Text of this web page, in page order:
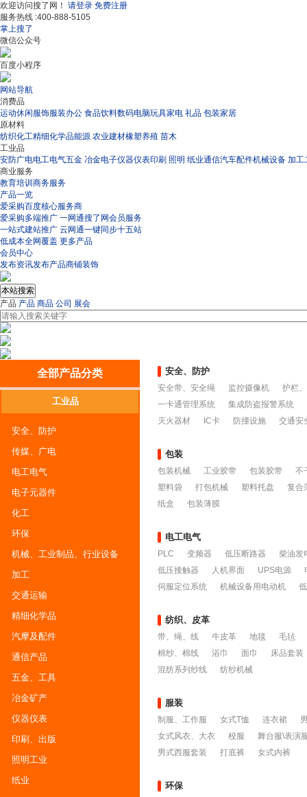
欢迎访问搜了网！ 请登录 免费注册
服务热线 :400-888-5105
掌上搜了
微信公众号
百度小程序
网站导航
消费品
运动休闲服饰服装办公 食品饮料数码电脑玩具家电 礼品 包装家居
原材料
纺织化工精细化学品能源 农业建材橡塑养殖 苗木
工业品
安防广电电工电气五金 冶金电子仪器仪表印刷 照明 纸业通信汽车配件机械设备 加工
商业服务
教育培训 商务服务
产品一览
爱采购百度核心服务商
爱采购多端推广 一网通搜了网会员服务
一站式建站推广 云网通一键同步十五站
低成本全网覆盖 更多产品
会员中心
发布资讯发布产品商铺装饰
产品 产品 商品 公司 展会
全部产品分类
工业品
安全、防护
传媒、广电
电工电气
电子元器件
化工
环保
机械、工业制品、行业设备
加工
交通运输
精细化学品
汽摩及配件
通信产品
五金、工具
冶金矿产
仪器仪表
印刷、出版
照明工业
纸业
安全、防护
安全带、安全绳 监控摄像机
护栏
一卡通管理系统
集成防盗报警系统
灭火器材
IC卡 防撞设施 交通安
包装
包装机械 工业胶带 包装胶带
不
塑料袋
打包机械 塑料托盘
复合
纸盒
包装薄膜
电工电气
PLC 变频器 低压断路器
柴油发
低压接触器
人机界面 UPS电源
伺服定位系统
机械设备用电动机
纺织、皮革
带、绳、线 牛皮革 地毯
毛毡
棉纱、棉线
浴巾 面巾
床品套装
混纺系列纱线
纺纱机械
服装
制服、工作服 女式T恤 连衣裙
女式风衣、大衣
校服
舞台服\表演
男式西服套装
打底裤 女式内裤
环保